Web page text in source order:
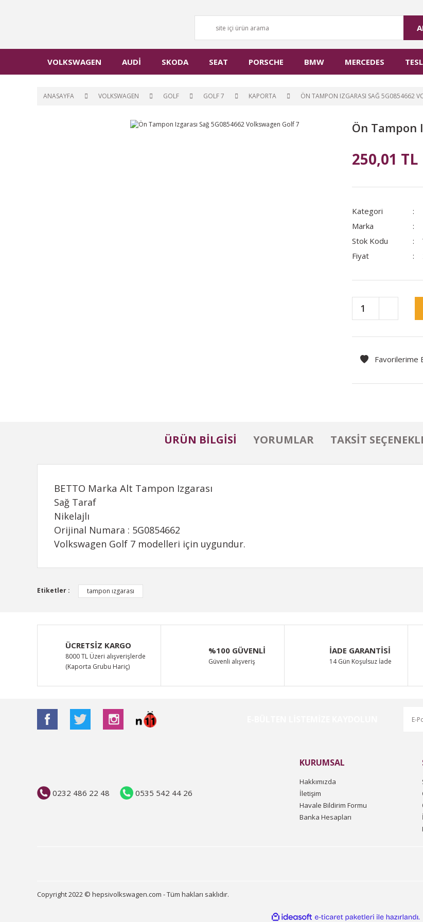
VOLKSWAGEN AUDİ SKODA SEAT PORSCHE BMW MERCEDES
ANASAYFA VOLKSWAGEN GOLF GOLF 7 KAPORTA ÖN TAMPON IZGARASI SAĞ 5G0854662
Ön Tampon
250,01 TL
Kategori
Marka
Stok Kodu
Fiyat
ÜRÜN BILGISI YORUMLAR TAKSIT
BETTO Marka Alt Tampon Izgarası
Sağ Taraf
Nikelajlı
Orijinal Numara : 5G0854662
Volkswagen Golf 7 modelleri için uygundur.
Bu ürünün fiyat bilgisi, resim, ürün açıklamalarında ve diğer konularda yetersiz gördüğünüz noktaları öneri formunu
Görüş ve önerileriniz için teşekkür ederiz.
Ürün resmi kalitesiz, bozuk veya görüntülenemiyor.
Ürün açıklamasında eksik bilgiler bulunuyor.
Ürün bilgilerinde hatalar bulunuyor.
Ürün fiyatı diğer sitelerden daha pahalı.
Etiketler : tampon ızgarası
ÜCRETSİZ KARGO
8000 TL Üzeri alışverişlerde
(Kaporta Grubu Hariç)
%100 GÜVENLİ
Güvenli alışveriş
İADE GARANTİSİ
14 Gün Koşulsuz İade
0232 486 22 48 0535 542 44 26
KURUMSAL
Hakkımızda
İletişim
Havale Bildirim Formu
Banka Hesapları
Copyright 2022 © hepsivolkswagen.com - Tüm hakları saklıdır.
ideasoft e-